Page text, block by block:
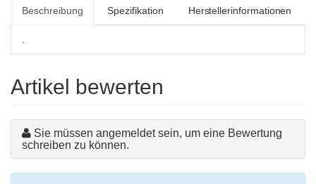
Beschreibung Spezifikation Herstellerinformationen
.
Artikel bewerten
Sie müssen angemeldet sein, um eine Bewertung
schreiben zu können.